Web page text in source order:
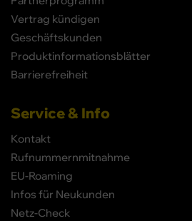
Vertrag kündigen
Geschäftskunden
Produktinformationsblätter
Barrierefreiheit
Service & Info
Kontakt
Rufnummernmitnahme
EU-Roaming
Infos für Neukunden
Netz-Check